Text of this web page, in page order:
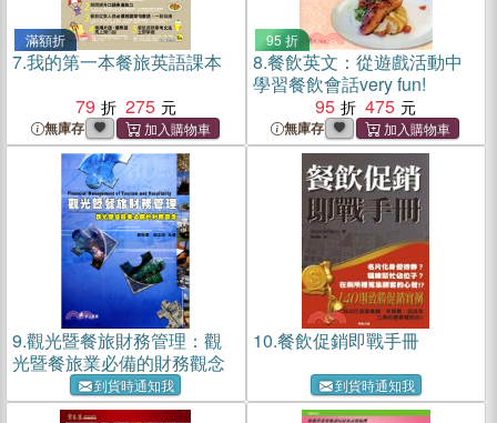
滿額折
7.我的第一本餐旅英語課本
79
275
無庫存
95 折
8.餐飲英文：從遊戲活動中
學習餐飲會話very fun!
95
475
無庫存
9.觀光暨餐旅財務管理：觀
光暨餐旅業必備的財務觀念
到貨時通知我
10.餐飲促銷即戰手冊
到貨時通知我